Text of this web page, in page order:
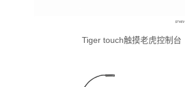
Tiger touch触摸老虎控制台